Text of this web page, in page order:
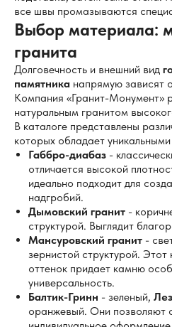
все швы промазываются
Выбор материала:
гранита
Долговечность и внешний вид
памятника напрямую зависят
Компания «Гранит-Монумент»
натуральным гранитом
В каталоге представлены
которых обладает
Габбро-диабаз -
отличается высокой
идеально подходит для
надгробий.
Дымовский гранит -
структурой. Выглядит
Мансуровский гранит -
зернистой структурой.
оттенок придает камню
универсальность.
Балтик-Гринн - зеленый,
оранжевый. Они позволяют